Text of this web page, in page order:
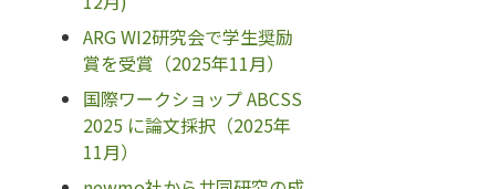
ARG WI2研究会で学生奨励
賞を受賞（2025年11月）
国際ワークショップ ABCSS
2025 に論文採択（2025年
11月）